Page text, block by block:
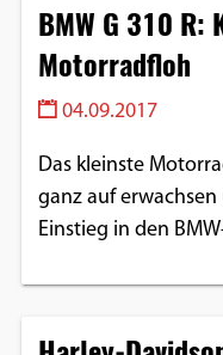
BMW G 310 R:
Motorradfloh
04.09.2017
Das kleinste
ganz auf
Einstieg in den